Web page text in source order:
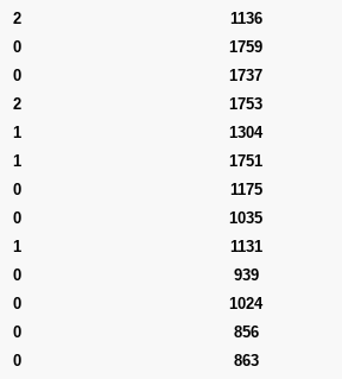
2 1136
0 1759
0 1737
2 1753
1 1304
1 1751
0 1175
0 1035
1 1131
0 939
0 1024
0 856
0 863